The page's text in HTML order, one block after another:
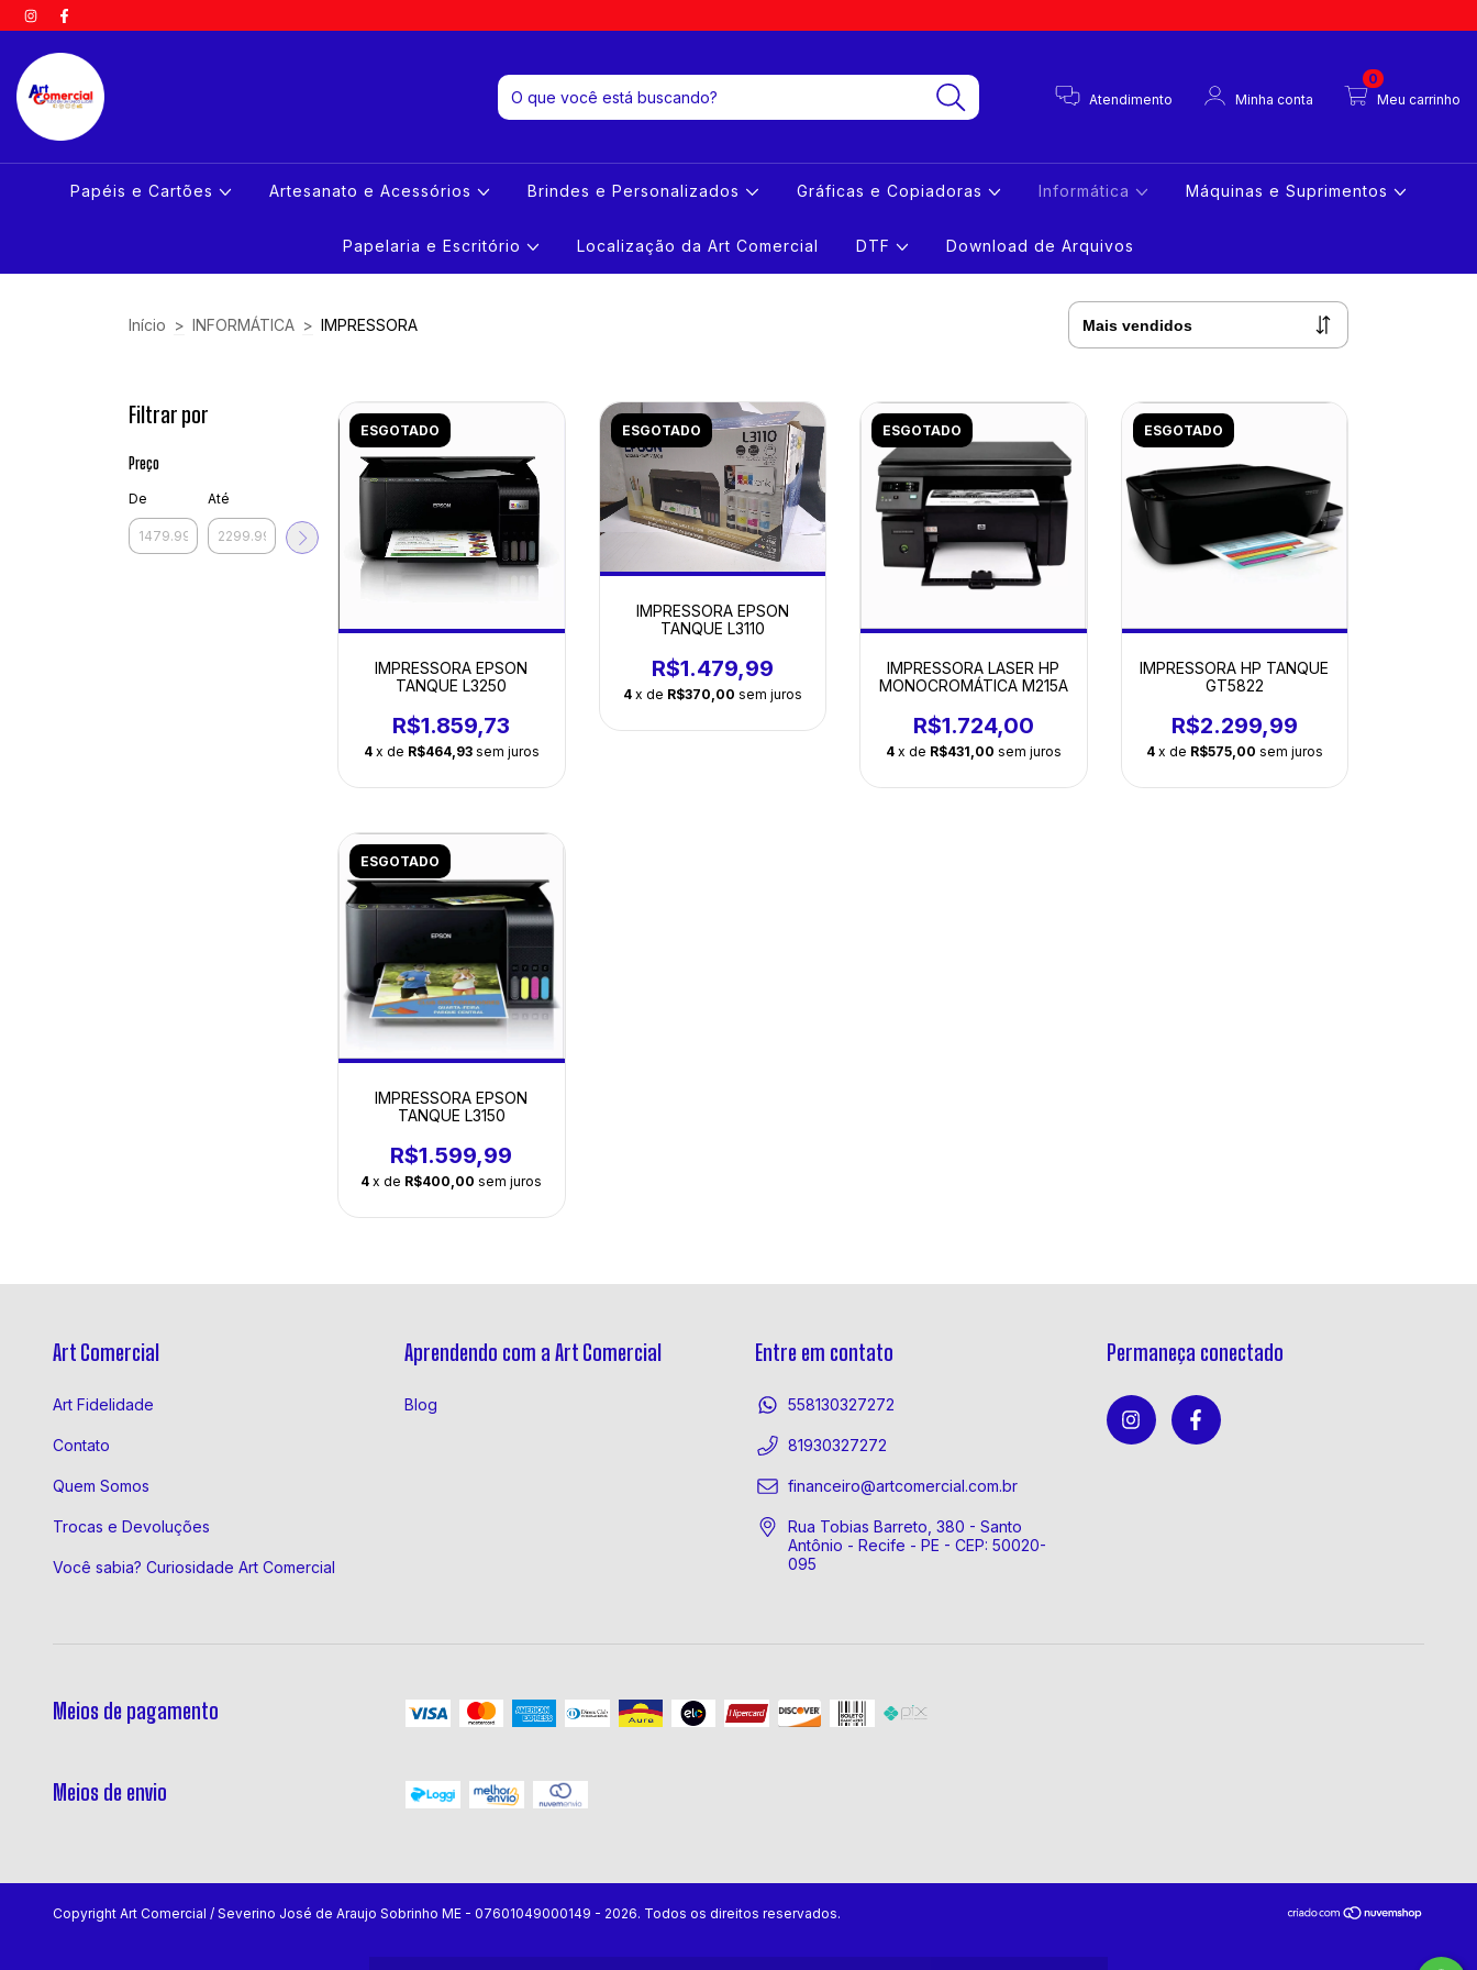
Atendimento Minha conta Meu carrinho
0
Papéis e Cartões Artesanato e Acessórios Brindes e Personalizados Gráficas e Copiadoras Informática Máquinas e Suprimentos
Papelaria e Escritório Localização da Art Comercial DTF Download de Arquivos
Início > INFORMÁTICA > IMPRESSORA
Filtrar por
Preço
De Até
ESGOTADO
IMPRESSORA EPSON
TANQUE L3250
R$1.859,73
4 x de R$464,93 sem juros
ESGOTADO
IMPRESSORA EPSON
TANQUE L3110
R$1.479,99
4 x de R$370,00 sem juros
ESGOTADO
IMPRESSORA LASER HP
MONOCROMÁTICA M215A
R$1.724,00
4 x de R$431,00 sem juros
ESGOTADO
IMPRESSORA HP TANQUE
GT5822
R$2.299,99
4 x de R$575,00 sem juros
ESGOTADO
IMPRESSORA EPSON
TANQUE L3150
R$1.599,99
4 x de R$400,00 sem juros
Art Comercial
Art Fidelidade
Contato
Quem Somos
Trocas e Devoluções
Você sabia? Curiosidade Art Comercial
Aprendendo com a Art Comercial
Blog
Entre em contato
558130327272
81930327272
financeiro@artcomercial.com.br
Rua Tobias Barreto, 380 - Santo
Antônio - Recife - PE - CEP: 50020-
095
Permaneça conectado
Meios de pagamento
Meios de envio
Copyright Art Comercial / Severino José de Araujo Sobrinho ME - 07601049000149 - 2026. Todos os direitos reservados.